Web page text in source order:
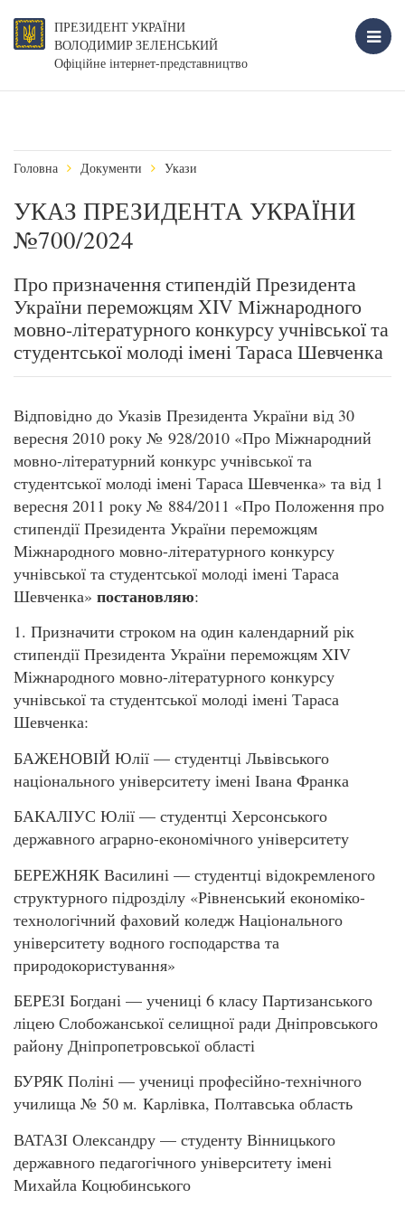
ПРЕЗИДЕНТ УКРАЇНИ
ВОЛОДИМИР ЗЕЛЕНСЬКИЙ
Офіційне інтернет-представництво
Головна Документи Укази
УКАЗ ПРЕЗИДЕНТА УКРАЇНИ
№700/2024
Про призначення стипендій Президента
України переможцям XIV Міжнародного
мовно-літературного конкурсу учнівської та
студентської молоді імені Тараса Шевченка
Відповідно до Указів Президента України від 30
вересня 2010 року № 928/2010 «Про Міжнародний
мовно-літературний конкурс учнівської та
студентської молоді імені Тараса Шевченка» та від 1
вересня 2011 року № 884/2011 «Про Положення про
стипендії Президента України переможцям
Міжнародного мовно-літературного конкурсу
учнівської та студентської молоді імені Тараса
Шевченка» постановляю:
1. Призначити строком на один календарний рік
стипендії Президента України переможцям XIV
Міжнародного мовно-літературного конкурсу
учнівської та студентської молоді імені Тараса
Шевченка:
БАЖЕНОВІЙ Юлії — студентці Львівського
національного університету імені Івана Франка
БАКАЛІУС Юлії — студентці Херсонського
державного аграрно-економічного університету
БЕРЕЖНЯК Василині — студентці відокремленого
структурного підрозділу «Рівненський економіко-
технологічний фаховий коледж Національного
університету водного господарства та
природокористування»
БЕРЕЗІ Богдані — учениці 6 класу Партизанського
ліцею Слобожанської селищної ради Дніпровського
району Дніпропетровської області
БУРЯК Поліні — учениці професійно-технічного
училища № 50 м. Карлівка, Полтавська область
ВАТАЗІ Олександру — студенту Вінницького
державного педагогічного університету імені
Михайла Коцюбинського